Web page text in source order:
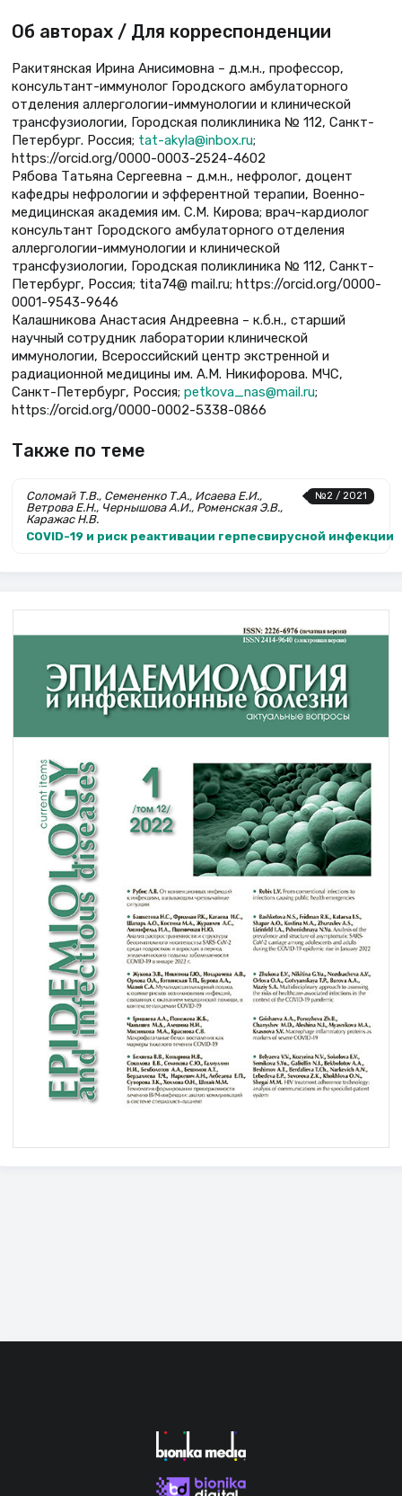
Об авторах / Для корреспонденции
Ракитянская Ирина Анисимовна – д.м.н., профессор,
консультант-иммунолог Городского амбулаторного
отделения аллергологии-иммунологии и клинической
трансфузиологии, Городская поликлиника № 112, Санкт-
Петербург. Россия; tat-akyla@inbox.ru;
https://orcid.org/0000-0003-2524-4602
Рябова Татьяна Сергеевна – д.м.н., нефролог, доцент
кафедры нефрологии и эфферентной терапии, Военно-
медицинская академия им. С.М. Кирова; врач-кардиолог
консультант Городского амбулаторного отделения
аллергологии-иммунологии и клинической
трансфузиологии, Городская поликлиника № 112, Санкт-
Петербург, Россия; tita74@ mail.ru; https://orcid.org/0000-
0001-9543-9646
Калашникова Анастасия Андреевна – к.б.н., старший
научный сотрудник лаборатории клинической
иммунологии, Всероссийский центр экстренной и
радиационной медицины им. А.М. Никифорова. МЧС,
Санкт-Петербург, Россия; petkova_nas@mail.ru;
https://orcid.org/0000-0002-5338-0866
Также по теме
№2 / 2021
Соломай Т.В., Семененко Т.А., Исаева Е.И.,
Ветрова Е.Н., Чернышова А.И., Роменская Э.В.,
Каражас Н.В.
COVID-19 и риск реактивации герпесвирусной инфекции